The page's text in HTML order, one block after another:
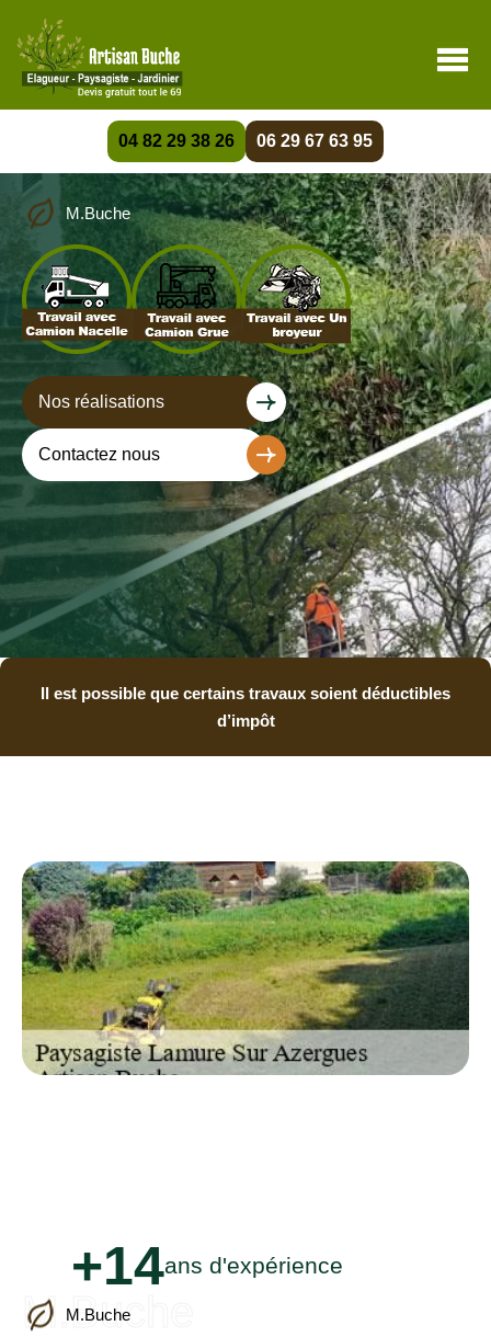
04 82 29 38 26 06 29 67 63 95
M.Buche
Nos réalisations
Contactez nous
Il est possible que certains travaux soient déductibles
d’impôt
+14ans d'expérience
M.Buche
M.Buche